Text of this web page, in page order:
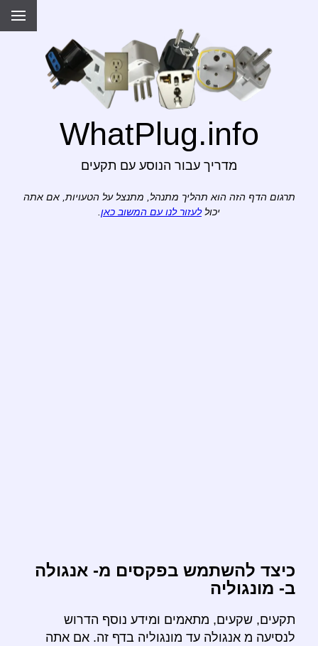
WhatPlug.info
מדריך עבור הנוסע עם תקעים
תרגום הדף הזה הוא תהליך מתנהל, מתנצל על הטעויות, אם אתה
יכוללעזור לנו עם המשוב כאן
כיצד להשתמש בפקסים מ- אנגולה
ב- מונגוליה
תקעים, שקעים, מתאמים ומידע נוסף הדרוש
לנסיעה מ אנגולה עד מונגוליה בדף זה. אם אתה